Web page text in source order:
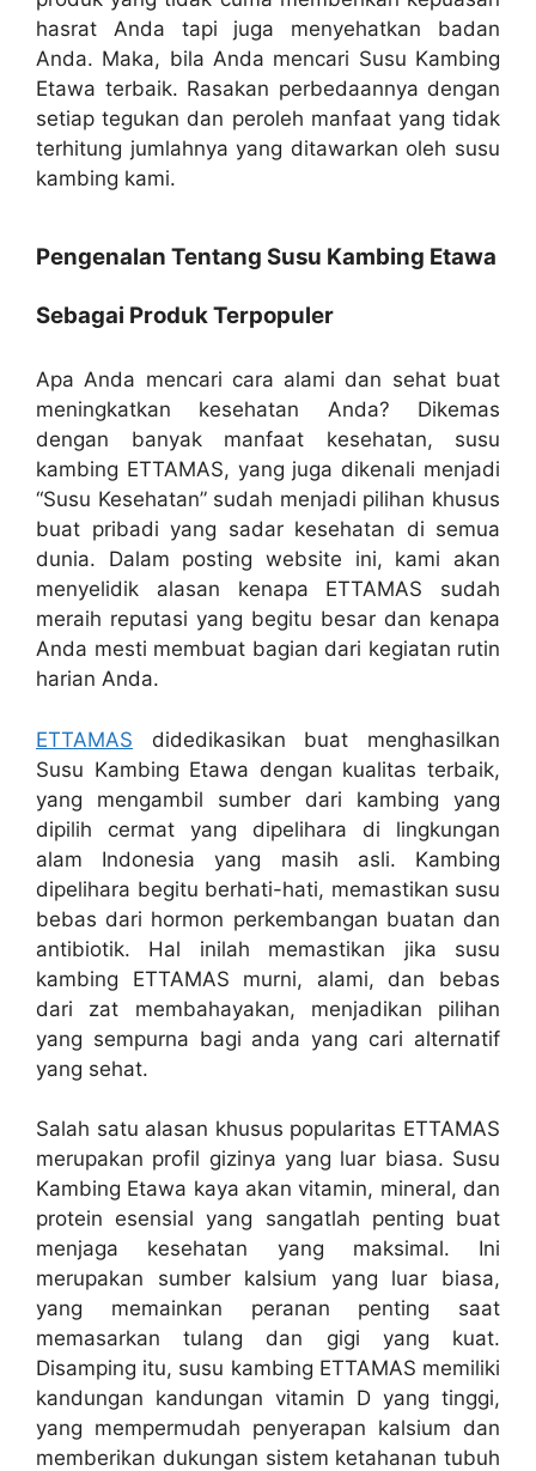
hasrat Anda tapi juga menyehatkan badan
Anda. Maka, bila Anda mencari Susu Kambing
Etawa terbaik. Rasakan perbedaannya dengan
setiap tegukan dan peroleh manfaat yang tidak
terhitung jumlahnya yang ditawarkan oleh susu
kambing kami.
Pengenalan Tentang Susu Kambing Etawa
Sebagai Produk Terpopuler
Apa Anda mencari cara alami dan sehat buat
meningkatkan kesehatan Anda? Dikemas
dengan banyak manfaat kesehatan, susu
kambing ETTAMAS, yang juga dikenali menjadi
“Susu Kesehatan” sudah menjadi pilihan khusus
buat pribadi yang sadar kesehatan di semua
dunia. Dalam posting website ini, kami akan
menyelidik alasan kenapa ETTAMAS sudah
meraih reputasi yang begitu besar dan kenapa
Anda mesti membuat bagian dari kegiatan rutin
harian Anda.
ETTAMAS didedikasikan buat menghasilkan
Susu Kambing Etawa dengan kualitas terbaik,
yang mengambil sumber dari kambing yang
dipilih cermat yang dipelihara di lingkungan
alam Indonesia yang masih asli. Kambing
dipelihara begitu berhati-hati, memastikan susu
bebas dari hormon perkembangan buatan dan
antibiotik. Hal inilah memastikan jika susu
kambing ETTAMAS murni, alami, dan bebas
dari zat membahayakan, menjadikan pilihan
yang sempurna bagi anda yang cari alternatif
yang sehat.
Salah satu alasan khusus popularitas ETTAMAS
merupakan profil gizinya yang luar biasa. Susu
Kambing Etawa kaya akan vitamin, mineral, dan
protein esensial yang sangatlah penting buat
menjaga kesehatan yang maksimal. Ini
merupakan sumber kalsium yang luar biasa,
yang memainkan peranan penting saat
memasarkan tulang dan gigi yang kuat.
Disamping itu, susu kambing ETTAMAS memiliki
kandungan kandungan vitamin D yang tinggi,
yang mempermudah penyerapan kalsium dan
memberikan dukungan sistem ketahanan tubuh